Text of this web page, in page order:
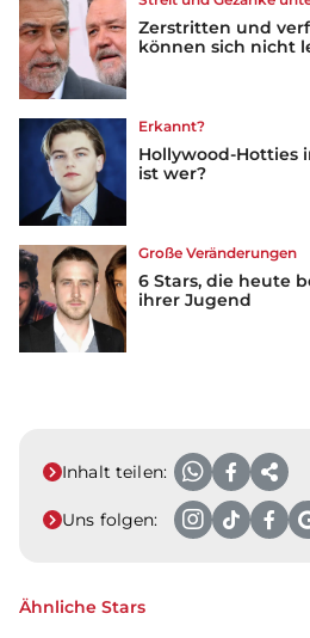
Zerstritten und
können sich nicht
Erkannt?
Hollywood-Hotties
ist wer?
Große Veränderungen
6 Stars, die heute
ihrer Jugend
Inhalt teilen:
Uns folgen:
Ähnliche Stars